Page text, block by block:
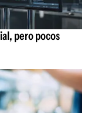
pero pocos